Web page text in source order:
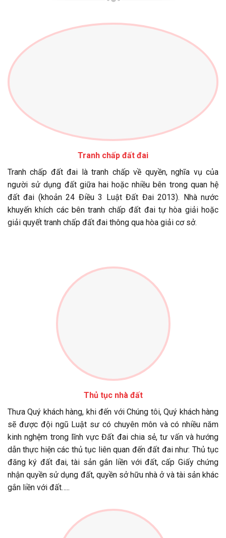
Tranh chấp đất đai
Tranh chấp đất đai là tranh chấp về quyền, nghĩa vụ của
người sử dụng đất giữa hai hoặc nhiều bên trong quan hệ
đất đai (khoản 24 Điều 3 Luật Đất Đai 2013). Nhà nước
khuyến khích các bên tranh chấp đất đai tự hòa giải hoặc
giải quyết tranh chấp đất đai thông qua hòa giải cơ sở.
Thủ tục nhà đất
Thưa Quý khách hàng, khi đến với Chúng tôi, Quý khách hàng
sẽ được đội ngũ Luật sư có chuyên môn và có nhiều năm
kinh nghệm trong lĩnh vực Đất đai chia sẻ, tư vấn và hướng
dẫn thực hiện các thủ tục liên quan đến đất đai như: Thủ tục
đăng ký đất đai, tài sản gắn liền với đất, cấp Giấy chứng
nhận quyền sử dụng đất, quyền sở hữu nhà ở và tài sản khác
gắn liền với đất…..